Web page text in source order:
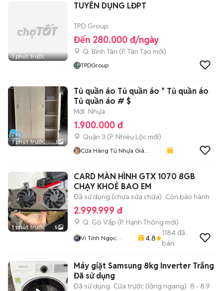
1 phút trước
TUYỂN DỤNG LĐPT
TPD Group
Đến 280.000 đ/ngày
Q. Bình Tân (P. Tân Tạo mới)
TPDGroup
1 phút trước 1
Tủ quần áo Tủ quần áo * Tủ quần áo
Tủ quần áo # $
Mới Nhựa
1.900.000 đ
Quận 3 (P. Nhiêu Lộc mới)
Cửa Hàng Tủ Nhựa Giá
1 phút trước 5
CARD MÀN HÌNH GTX 1070 8GB
CHẠY KHOẺ BAO EM
Đã sử dụng (chưa sửa chữa) Còn bảo hành
2.999.999 đ
Q. Gò Vấp (P. Hạnh Thông mới)
Vi Tính Ngọc
4.8
1184đã
bán
Máy giặt Samsung 8kg Inverter Trắng
Đã sử dụng
Đã sử dụng Cửa trước (lồng ngang) 8 - 8.9